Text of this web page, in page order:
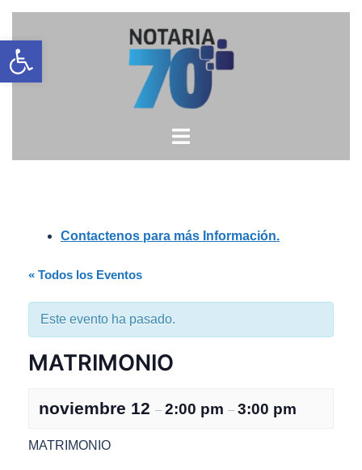
Open toolbar
al
contenido
Contactenos para más Información.
« Todos los Eventos
Este evento ha pasado.
MATRIMONIO
noviembre 12 – 2:00 pm – 3:00 pm
MATRIMONIO